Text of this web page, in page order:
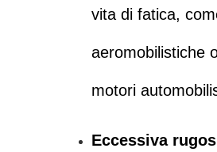
vita di fatica,
aeromobilistiche
motori
Eccessiva